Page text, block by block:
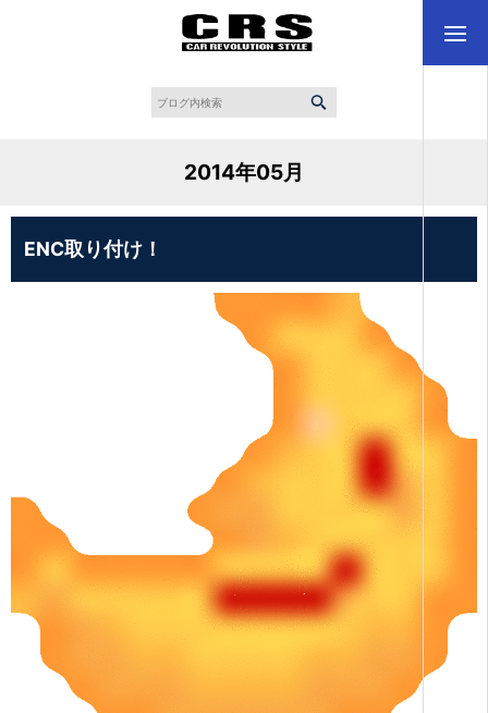
2014年05月
ENC取り付け！